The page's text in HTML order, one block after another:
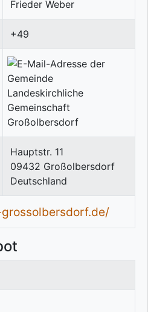
Frieder Weber
+49
Hauptstr. 11
09432 Großolbersdorf
Deutschland